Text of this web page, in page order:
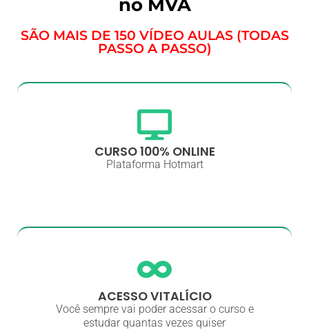
no MVA
SÃO MAIS DE 150 VÍDEO AULAS (TODAS
PASSO A PASSO)
CURSO 100% ONLINE
Plataforma Hotmart
ACESSO VITALÍCIO
Você sempre vai poder acessar o curso e
estudar quantas vezes quiser